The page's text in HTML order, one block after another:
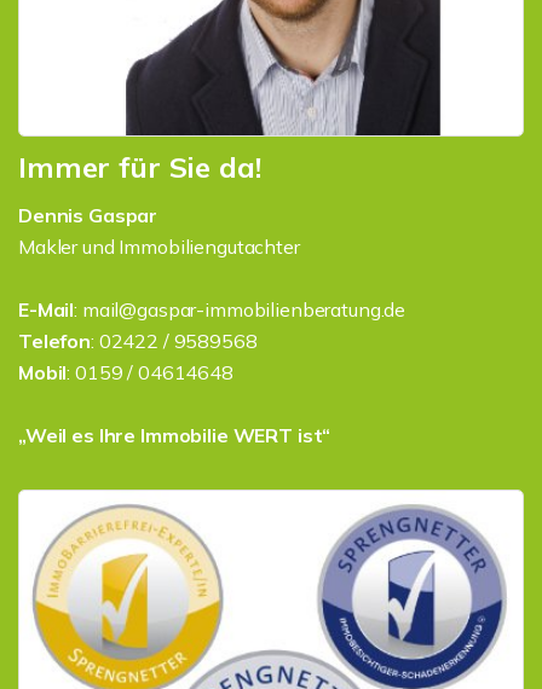
Immer für Sie da!
Dennis Gaspar
Makler und Immobiliengutachter
E-Mail: mail@gaspar-immobilienberatung.de
Telefon: 02422 / 9589568
Mobil: 0159 / 04614648
„Weil es Ihre Immobilie WERT ist“